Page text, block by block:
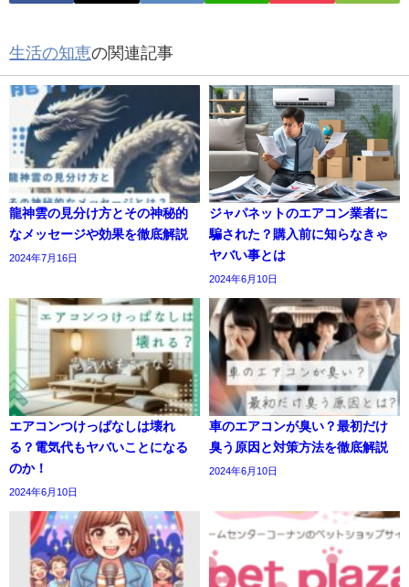
生活の知恵の関連記事
龍神雲の見分け方とその神秘的
なメッセージや効果を徹底解説
2024年7月16日
ジャパネットのエアコン業者に
騙された？購入前に知らなきゃ
ヤバい事とは
2024年6月10日
エアコンつけっぱなしは壊れ
る？電気代もヤバいことになる
のか！
2024年6月10日
車のエアコンが臭い？最初だけ
臭う原因と対策方法を徹底解説
2024年6月10日